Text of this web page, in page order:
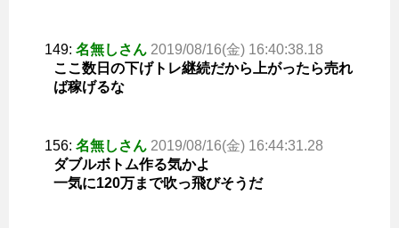
149: 名無しさん 2019/08/16(金) 16:40:38.18
ここ数日の下げトレ継続だから上がったら売れ
ば稼げるな
156: 名無しさん 2019/08/16(金) 16:44:31.28
ダブルボトム作る気かよ
一気に120万まで吹っ飛びそうだ